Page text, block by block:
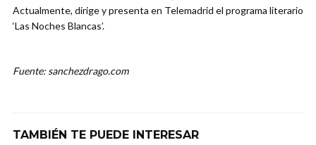
Actualmente, dirige y presenta en Telemadrid el programa literario
‘Las Noches Blancas’.
Fuente: sanchezdrago.com
TAMBIÉN TE PUEDE INTERESAR